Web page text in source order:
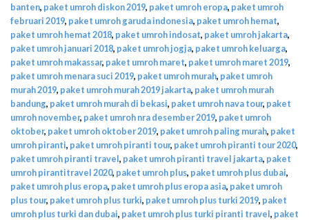
banten, paket umroh diskon 2019, paket umroh eropa, paket umroh
februari 2019, paket umroh garuda indonesia, paket umroh hemat,
paket umroh hemat 2018, paket umroh indosat, paket umroh jakarta,
paket umroh januari 2018, paket umroh jogja, paket umroh keluarga,
paket umroh makassar, paket umroh maret, paket umroh maret 2019,
paket umroh menara suci 2019, paket umroh murah, paket umroh
murah 2019, paket umroh murah 2019 jakarta, paket umroh murah
bandung, paket umroh murah di bekasi, paket umroh nava tour, paket
umroh november, paket umroh nra desember 2019, paket umroh
oktober, paket umroh oktober 2019, paket umroh paling murah, paket
umroh piranti, paket umroh piranti tour, paket umroh piranti tour 2020,
paket umroh piranti travel, paket umroh piranti travel jakarta, paket
umroh pirantitravel 2020, paket umroh plus, paket umroh plus dubai,
paket umroh plus eropa, paket umroh plus eropa asia, paket umroh
plus tour, paket umroh plus turki, paket umroh plus turki 2019, paket
umroh plus turki dan dubai, paket umroh plus turki piranti travel, paket